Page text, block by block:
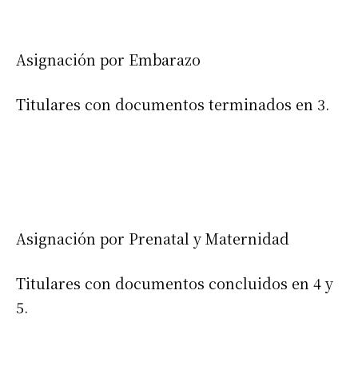
Asignación por Embarazo
Titulares con documentos terminados en 3.
Asignación por Prenatal y Maternidad
Titulares con documentos concluidos en 4 y
5.